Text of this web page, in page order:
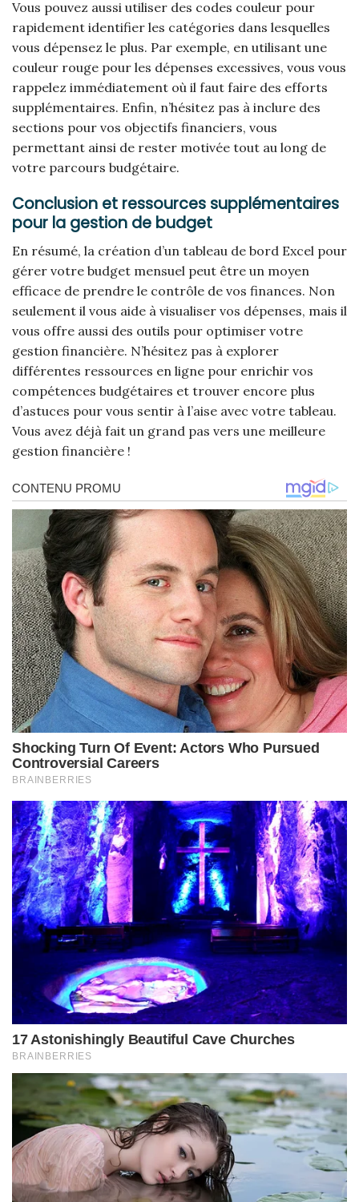
Vous pouvez aussi utiliser des codes couleur pour
rapidement identifier les catégories dans lesquelles
vous dépensez le plus. Par exemple, en utilisant une
couleur rouge pour les dépenses excessives, vous vous
rappelez immédiatement où il faut faire des efforts
supplémentaires. Enfin, n’hésitez pas à inclure des
sections pour vos objectifs financiers, vous
permettant ainsi de rester motivée tout au long de
votre parcours budgétaire.
Conclusion et ressources supplémentaires
pour la gestion de budget
En résumé, la création d’un tableau de bord Excel pour
gérer votre budget mensuel peut être un moyen
efficace de prendre le contrôle de vos finances. Non
seulement il vous aide à visualiser vos dépenses, mais il
vous offre aussi des outils pour optimiser votre
gestion financière. N’hésitez pas à explorer
différentes ressources en ligne pour enrichir vos
compétences budgétaires et trouver encore plus
d’astuces pour vous sentir à l’aise avec votre tableau.
Vous avez déjà fait un grand pas vers une meilleure
gestion financière !